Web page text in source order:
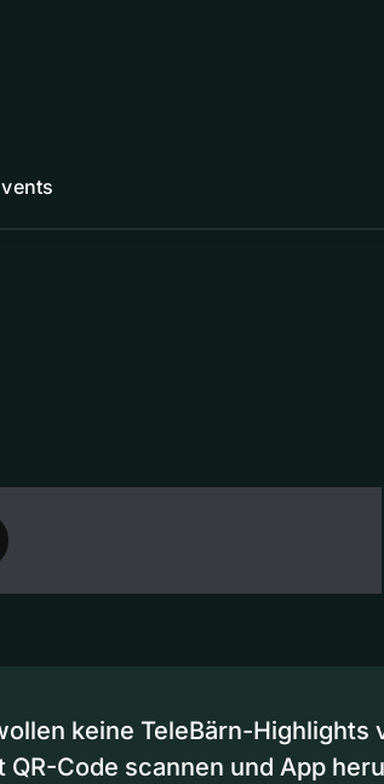
keine TeleBärn-Highlights
QR-Code scannen und App